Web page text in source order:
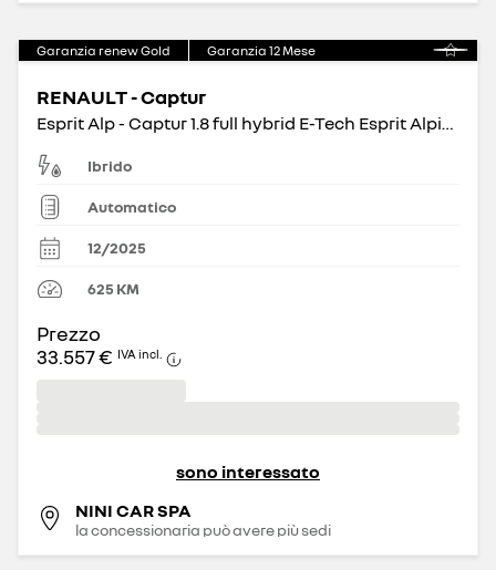
Garanzia renew Gold Garanzia 12Mese
RENAULT - Captur
Esprit Alp - Captur 1.8 full hybrid E-Tech Esprit Alpine 160cv auto
Ibrido
Automatico
12/2025
625 KM
Prezzo
33.557 € IVA incl.
sono interessato
NINI CAR SPA
la concessionaria può avere più sedi